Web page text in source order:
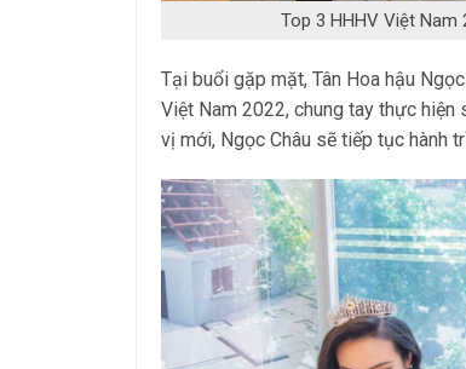
Top 3 HHHV Việt
Tại buổi gặp mặt, Tân Hoa hậu
Việt Nam 2022, chung tay thực
vị mới, Ngọc Châu sẽ tiếp tục hành